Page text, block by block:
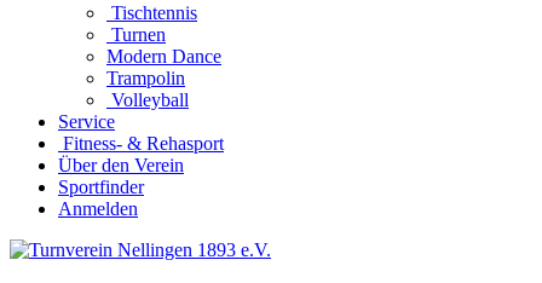
Tischtennis
Turnen
Modern Dance
Trampolin
Volleyball
Service
Fitness- & Rehasport
Über den Verein
Sportfinder
Anmelden